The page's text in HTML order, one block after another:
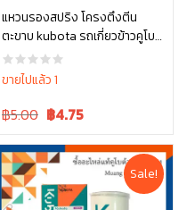
แหวนรองสปริง โครงตึงตีน
ตะขาบ kubota รถเกี่ยวข้าวคูโบต้
า รุ่น DC70 04512-50140
ขายไปแล้ว 1
Original
was:
฿5.00.
฿5.00 Current
is:
฿5.00.
฿4.75
หยิบใส่ตะกร้า
Sale!